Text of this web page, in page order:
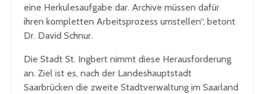
eine Herkulesaufgabe dar. Archive müssen dafür
ihren kompletten Arbeitsprozess umstellen“, betont
Dr. David Schnur.
Die Stadt St. Ingbert nimmt diese Herausforderung
an. Ziel ist es, nach der Landeshauptstadt
Saarbrücken die zweite Stadtverwaltung im Saarland